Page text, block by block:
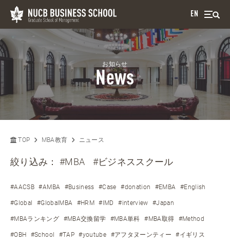
EN
お知らせ
News
TOP MBA教育 ニュース
絞り込み：#MBA #ビジネススクール
#AACSB #AMBA #Business #Case #donation #EMBA #English
#Global #GlobalMBA #HRM #IMD #interview #Japan
#MBAランキング #MBA交換留学 #MBA単科 #MBA取得 #Method
#OBH #School #TAP #youtube #アフタヌーンティー #イギリス